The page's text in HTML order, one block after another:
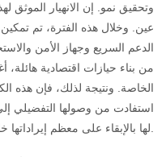
وتحقيق نمو. إن الانهيار الموثق
عين. وخلال هذه الفترة، تم
الدعم السريع وجهاز الأمن
من بناء حيازات اقتصادية
الخاصة. ونتيجة لذلك، فإن هذه
استفادت من وصولها التفضيلي